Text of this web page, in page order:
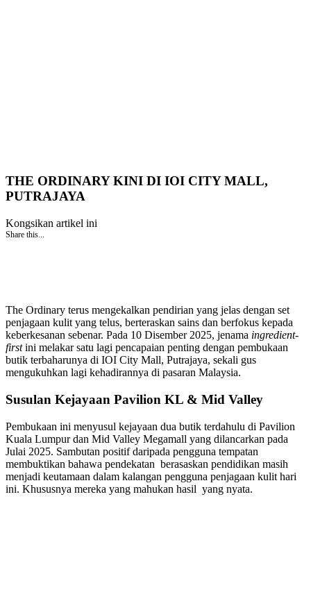
THE ORDINARY KINI DI IOI CITY MALL,
PUTRAJAYA
Kongsikan artikel ini
Share this...
The Ordinary terus mengekalkan pendirian yang jelas dengan set
penjagaan kulit yang telus, berteraskan sains dan berfokus kepada
keberkesanan sebenar. Pada 10 Disember 2025, jenama ingredient-
firstini melakar satu lagi pencapaian penting dengan pembukaan
butik terbaharunya di IOI City Mall, Putrajaya, sekali gus
mengukuhkan lagi kehadirannya di pasaran Malaysia.
Susulan Kejayaan Pavilion KL & Mid Valley
Pembukaan ini menyusul kejayaan dua butik terdahulu di Pavilion
Kuala Lumpur dan Mid Valley Megamall yang dilancarkan pada
Julai 2025. Sambutan positif daripada pengguna tempatan
membuktikan bahawa pendekatan berasaskan pendidikan masih
menjadi keutamaan dalam kalangan pengguna penjagaan kulit hari
ini. Khususnya mereka yang mahukan hasil yang nyata.